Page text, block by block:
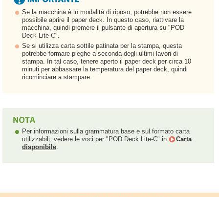
Se la macchina è in modalità di riposo, potrebbe non essere
possibile aprire il paper deck. In questo caso, riattivare la
macchina, quindi premere il pulsante di apertura su "POD
Deck Lite-C".
Se si utilizza carta sottile patinata per la stampa, questa
potrebbe formare pieghe a seconda degli ultimi lavori di
stampa. In tal caso, tenere aperto il paper deck per circa 10
minuti per abbassare la temperatura del paper deck, quindi
ricominciare a stampare.
Per informazioni sulla grammatura base e sul formato carta
utilizzabili, vedere le voci per "POD Deck Lite-C" in
Carta
disponibile